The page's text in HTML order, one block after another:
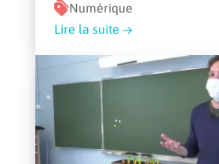
Numérique
Lire la suite